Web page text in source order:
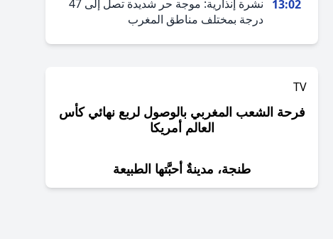
13:02
نشرة إنذارية: موجة حر شديدة تصل إلى 47
درجة بمختلف مناطق المغرب
TV
فرحة الشعب المغربي بالوصول لربع نهائي كأس
العالم أمريكا
طنجة، مدينةٌ أحبَّتها الطبيعة